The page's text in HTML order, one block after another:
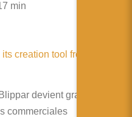
min
creation tool free to use –
devient gratuit pour
commerciales